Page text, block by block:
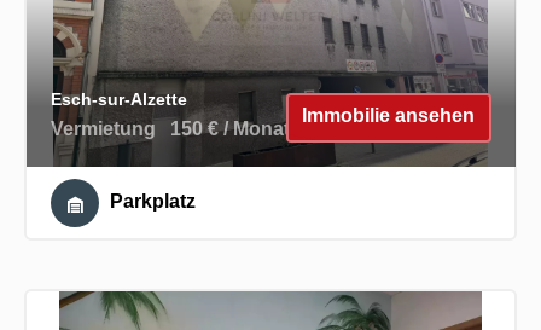
Esch-sur-Alzette
Vermietung 150 € / Monat
Immobilie ansehen
Parkplatz